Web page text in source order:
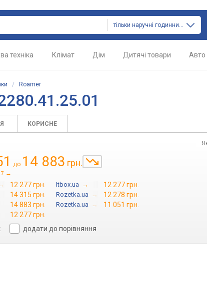
тільки наручні годинники
техніка Клімат Дім Дитячі товари Авто
/ Roamer
КОРИСНЕ
до 14 883 грн.
7 →
12 277 грн. Itbox.ua → 12 277 грн.
14 315 грн. Rozetka.ua → 12 278 грн.
14 883 грн. Rozetka.ua → 11 051 грн.
12 277 грн.
додати до порівняння